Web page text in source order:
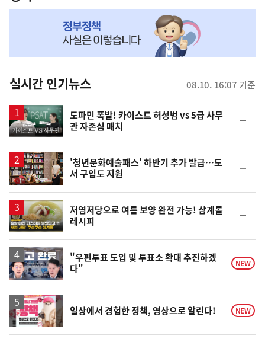
NOW,
뉴
스
실시간 인기뉴스 08.10. 16:07 기준
영
상
도파민 폭발! 카이스트 허성범 vs 5급 사무
관 자존심 매치
일
'청년문화예술패스' 하반기 추가 발급…도
서 구입도 지원
일
영
상
저염저당으로 여름 보양 완전 가능! 삼계롤
레시피
일
영
상
"우편투표 도입 및 투표소 확대 추진하겠
다"
NEW
일상에서 경험한 정책, 영상으로 알린다! NEW